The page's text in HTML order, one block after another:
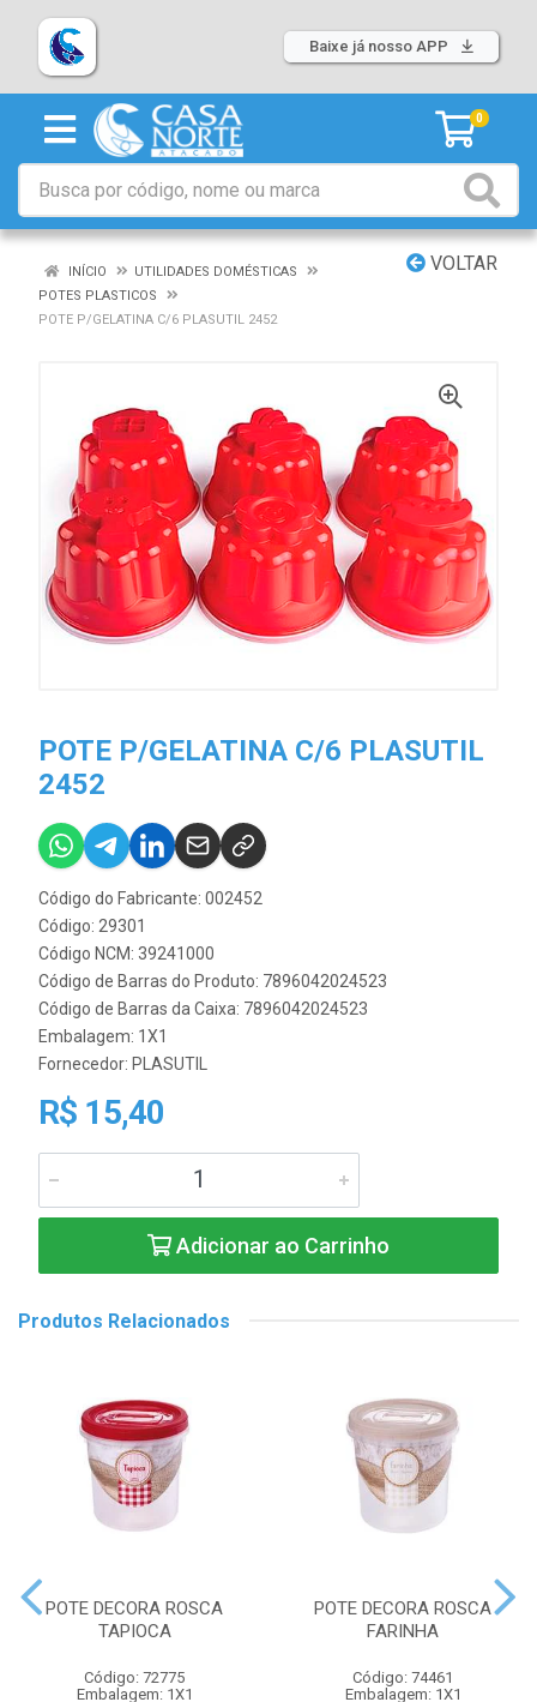
Baixe já nosso APP
0
VOLTAR
INÍCIO
UTILIDADES DOMÉSTICAS
POTES PLASTICOS
POTE P/GELATINA C/6 PLASUTIL 2452
POTE P/GELATINA C/6 PLASUTIL
2452
Código do Fabricante: 002452
Código: 29301
Código NCM: 39241000
Código de Barras do Produto: 7896042024523
Código de Barras da Caixa: 7896042024523
Embalagem: 1X1
Fornecedor: PLASUTIL
R$ 15,40
Adicionar ao Carrinho
Produtos Relacionados
POTE DECORA ROSCA
TAPIOCA
Código: 72775
Embalagem: 1X1
POTE DECORA ROSCA
FARINHA
Código: 74461
Embalagem: 1X1